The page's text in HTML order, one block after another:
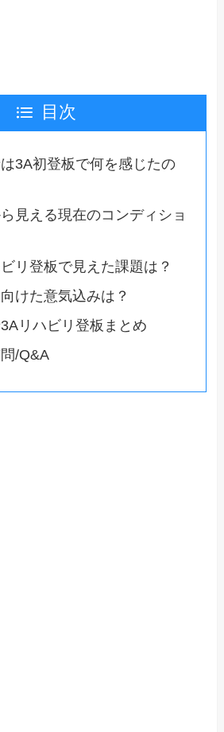
目次
3A初登板で何を感じたの
見える現在のコンディショ
リ登板で見えた課題は？
けた意気込みは？
リハビリ登板まとめ
/Q&A